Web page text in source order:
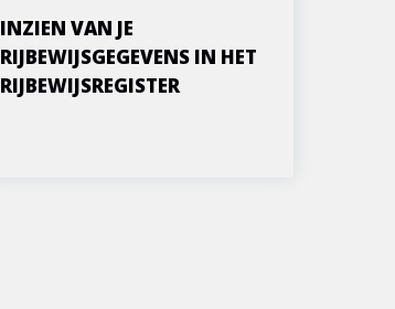
INZIEN VAN JE
RIJBEWIJSGEGEVENS IN HET
RIJBEWIJSREGISTER